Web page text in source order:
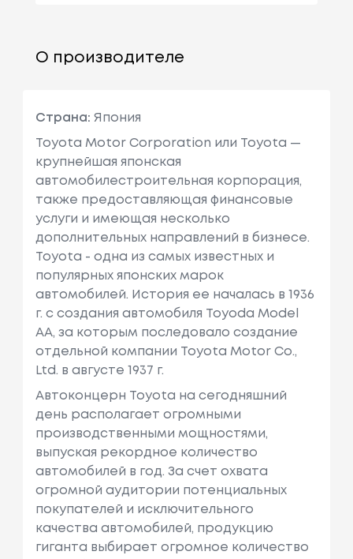
О производителе
Страна: Япония
Toyota Motor Corporation или Toyota —
крупнейшая японская
автомобилестроительная корпорация,
также предоставляющая финансовые
услуги и имеющая несколько
дополнительных направлений в бизнесе.
Toyota - одна из самых известных и
популярных японских марок
автомобилей. История ее началась в 1936
г. с создания автомобиля Toyoda Model
AA, за которым последовало создание
отдельной компании Toyota Motor Co.,
Ltd. в августе 1937 г.
Автоконцерн Toyota на сегодняшний
день располагает огромными
производственными мощностями,
выпуская рекордное количество
автомобилей в год. За счет охвата
огромной аудитории потенциальных
покупателей и исключительного
качества автомобилей, продукцию
гиганта выбирает огромное количество